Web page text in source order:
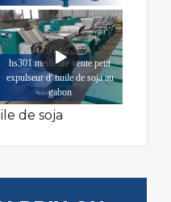
hs301 meilleure vente petit
expulseur d' huile de soja au
gabon
de soja